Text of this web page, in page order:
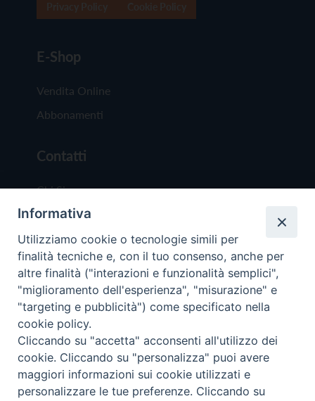
E-Shop
Vendita Online
Abbonamenti
Contatti
Chi Siamo
Redazione
Scrivici
Copyright © 2019 - Tutti i diritti riservati - Vita
Trentina Editrice
Privacy Policy
Informativa
Utilizziamo cookie o tecnologie simili per
finalità tecniche e, con il tuo consenso, anche per
altre finalità ("interazioni e funzionalità semplici",
"miglioramento dell'esperienza", "misurazione" e
"targeting e pubblicità") come specificato nella
cookie policy.
Cliccando su "accetta" acconsenti all'utilizzo dei
cookie. Cliccando su "personalizza" puoi avere
maggiori informazioni sui cookie utilizzati e
personalizzare le tue preferenze. Cliccando su